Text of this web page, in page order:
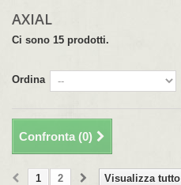
AXIAL
Ci sono 15 prodotti.
Ordina
Confronta (0)
Visualizza tutto
1 2